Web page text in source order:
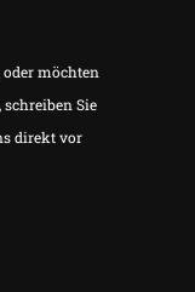
oder möchten
schreiben Sie
direkt vor